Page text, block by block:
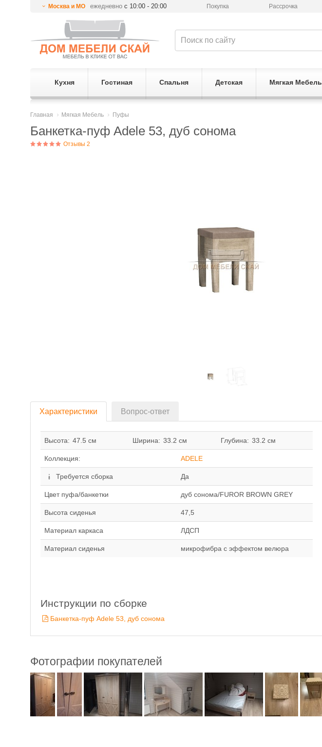
Москва и МО ежедневнос 10:00 - 20:00 Покупка Рассрочка
Кухня Гостиная Спальня Детская Мягкая Мебель
Главная Мягкая Мебель Пуфы
Банкетка-пуф Adele 53, дуб сонома
Отзывы 2
Характеристики Вопрос-ответ
Высота: 47.5 см Ширина: 33.2 см Глубина: 33.2 см
Коллекция: ADELE
Требуется сборка Да
Цвет пуфа/банкетки дуб сонома/FUROR BROWN GREY
Высота сиденья 47,5
Материал каркаса ЛДСП
Материал сиденья микрофибра с эффектом велюра
Инструкции по сборке
Банкетка-пуф Adele 53, дуб сонома
Фотографии покупателей